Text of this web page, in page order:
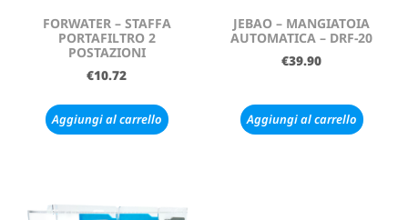
FORWATER – STAFFA
PORTAFILTRO 2
POSTAZIONI
€10.72
Aggiungi al carrello
JEBAO – MANGIATOIA
AUTOMATICA – DRF-20
€39.90
Aggiungi al carrello